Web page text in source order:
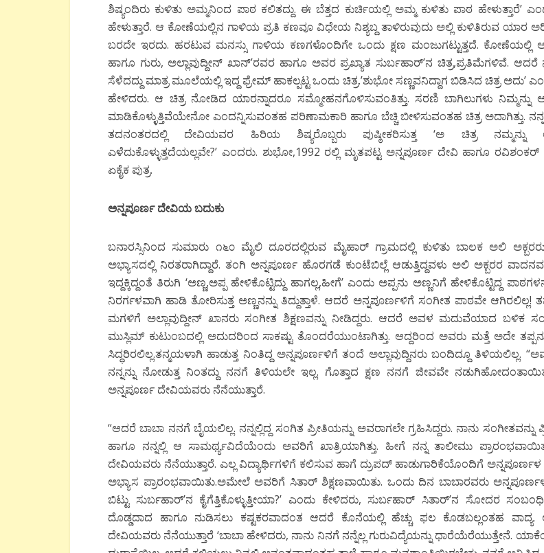
ಶಿಷ್ಯಂದಿರು ಕುಳಿತು ಅಮ್ಮನಿಂದ ಪಾಠ ಕಲಿತದ್ದು. ಈ ಬೆತ್ತದ ಕುರ್ಚಿಯಲ್ಲಿ ಅಮ್ಮ ಕುಳಿತು ಪಾಠ ಹೇಳುತ್ತಾರೆ’
ಹೇಳುತ್ತಾರೆ. ಆ ಕೋಣೆಯಲ್ಲಿನ ಗಾಳಿಯ ಪ್ರತಿ ಕಣವೂ ವಿಧೇಯ ನಿಶ್ಯಬ್ದ ತಾಳಿರುವುದು ಅಲ್ಲಿ ಕುಳಿತಿರುವ ಯಾರ
ಬರದೇ ಇರದು. ಹರಟುವ ಮನಸ್ಸು ಗಾಳಿಯ ಕಣಗಳೊಂದಿಗೇ ಒಂದು ಕ್ಷಣ ಮಂಜುಗಟ್ಟುತ್ತದೆ. ಕೋಣೆಯಲ್ಲಿ
ಹಾಗೂ ಗುರು, ಅಲ್ಲಾವುದ್ದೀನ್ ಖಾನ್’ರವರ ಹಾಗೂ ಅವರ ಪ್ರಖ್ಯಾತ ಸುರ್ಬಹಾರ್’ನ ಚಿತ್ರ,ಪ್ರತಿಮೆಗಳಿವೆ.
ಸೆಳೆದದ್ದು ಮಾತ್ರ ಮೂಲೆಯಲ್ಲಿ ಇದ್ದ ಫ್ರೇಮ್ ಹಾಕಲ್ಪಟ್ಟ ಒಂದು ಚಿತ್ರ.’ಶುಭೋ ಸಣ್ಣವನಿದ್ದಾಗ ಬಿಡಿಸಿದ ಚಿತ್ರ ಅದು’
ಹೇಳಿದರು. ಆ ಚಿತ್ರ ನೋಡಿದ ಯಾರನ್ನಾದರೂ ಸಮ್ಮೋಹನಗೊಳಿಸುವಂತಿತ್ತು. ಸರಣಿ ಬಾಗಿಲುಗಳು ನಿಮ್ಮನ್ನು
ಮಾಡಿಕೊಳ್ಳುತ್ತಿವೆಯೇನೋ ಎಂದನ್ನಿಸುವಂತಹ ಪರಿಣಾಮಕಾರಿ ಹಾಗೂ ಬೆಚ್ಚಿ ಬೀಳಿಸುವಂತಹ ಚಿತ್ರ ಅದಾಗಿತ್ತು.
ತದನಂತರದಲ್ಲಿ ದೇವಿಯವರ ಹಿರಿಯ ಶಿಷ್ಯರೊಬ್ಬರು ಪುಷ್ಠೀಕರಿಸುತ್ತ ‘ಅ ಚಿತ್ರ ನಮ್ಮನ್ನು
ಎಳೆದುಕೊಳ್ಳುತ್ತದೆಯಲ್ಲವೇ?’ ಎಂದರು. ಶುಭೋ,1992 ರಲ್ಲಿ ಮೃತಪಟ್ಟ ಅನ್ನಪೂರ್ಣ ದೇವಿ ಹಾಗೂ
ಏಕೈಕ ಪುತ್ರ.
ಅನ್ನಪೂರ್ಣ ದೇವಿಯ ಬದುಕು
ಬನಾರಸ್ಸಿನಿಂದ ಸುಮಾರು ೧೬೦ ಮೈಲಿ ದೂರದಲ್ಲಿರುವ ಮೈಹಾರ್ ಗ್ರಾಮದಲ್ಲಿ ಕುಳಿತು ಬಾಲಕ ಅಲಿ
ಅಭ್ಯಾಸದಲ್ಲಿ ನಿರತರಾಗಿದ್ದಾರೆ. ತಂಗಿ ಅನ್ನಪೂರ್ಣ ಹೊರಗಡೆ ಕುಂಟೆಬಿಲ್ಲೆ ಆಡುತ್ತಿದ್ದವಳು ಅಲಿ ಅಕ್ಬರರ
ಇದ್ದಕ್ಕಿದ್ದಂತೆ ತಿರುಗಿ ‘ಅಣ್ಣ,ಅಪ್ಪ ಹೇಳಿಕೊಟ್ಟಿದ್ದು ಹಾಗಲ್ಲ,ಹೀಗೆ’ ಎಂದು ಅಪ್ಪನು ಅಣ್ಣನಿಗೆ ಹೇಳಿಕೊಟ್ಟಿದ್ದ
ನಿರರ್ಗಳವಾಗಿ ಹಾಡಿ ತೋರಿಸುತ್ತ ಅಣ್ಣನನ್ನು ತಿದ್ದುತ್ತಾಳೆ. ಆದರೆ ಅನ್ನಪೂರ್ಣಳಿಗೆ ಸಂಗೀತ ಪಾಠವೇ
ಮಗಳಿಗೆ ಅಲ್ಲಾವುದ್ದೀನ್ ಖಾನರು ಸಂಗೀತ ಶಿಕ್ಷಣವನ್ನು ನೀಡಿದ್ದರು. ಆದರೆ ಅವಳ ಮದುವೆಯಾದ ಬಳಿಕ
ಮುಸ್ಲಿಮ್ ಕುಟುಂಬದಲ್ಲಿ ಅದುದರಿಂದ ಸಾಕಷ್ಟು ತೊಂದರೆಯುಂಟಾಗಿತ್ತು. ಆದ್ದರಿಂದ ಅವರು ಮತ್ತೆ ಅದೇ
ಸಿದ್ಧರಿರಲಿಲ್ಲ.ತನ್ಮಯಳಾಗಿ ಹಾಡುತ್ತ ನಿಂತಿದ್ದ ಅನ್ನಪೂರ್ಣಳಿಗೆ ತಂದೆ ಅಲ್ಲಾವುದ್ದಿನರು ಬಂದಿದ್ದೂ ತಿಳಿಯಲಿಲ್ಲ.
ನನ್ನನ್ನು ನೋಡುತ್ತ ನಿಂತದ್ದು ನನಗೆ ತಿಳಿಯಲೇ ಇಲ್ಲ. ಗೊತ್ತಾದ ಕ್ಷಣ ನನಗೆ ಜೀವವೇ
ಅನ್ನಪೂರ್ಣ ದೇವಿಯವರು ನೆನೆಯುತ್ತಾರೆ.
“ಆದರೆ ಬಾಬಾ ನನಗೆ ಬೈಯಲಿಲ್ಲ. ನನ್ನಲ್ಲಿದ್ದ ಸಂಗಿತ ಪ್ರೀತಿಯನ್ನು ಅವರಾಗಲೇ ಗ್ರಹಿಸಿದ್ದರು. ನಾನು ಸಂಗೀತವನ್ನು
ಹಾಗೂ ನನ್ನಲ್ಲಿ ಆ ಸಾಮರ್ಥ್ಯವಿದೆಯೆಂದು ಅವರಿಗೆ ಖಾತ್ರಿಯಾಗಿತ್ತು. ಹೀಗೆ ನನ್ನ ತಾಲೀಮು
ದೇವಿಯವರು ನೆನೆಯುತ್ತಾರೆ. ಎಲ್ಲ ವಿದ್ಯಾರ್ಥಿಗಳಿಗೆ ಕಲಿಸುವ ಹಾಗೆ ದ್ರುಪದ್ ಹಾಡುಗಾರಿಕೆಯೊಂದಿಗೆ ಅನ್ನಪೂರ್ಣಳ
ಅಭ್ಯಾಸ ಪ್ರಾರಂಭವಾಯಿತು.ಅಮೇಲೆ ಅವರಿಗೆ ಸಿತಾರ್ ಶಿಕ್ಷಣವಾಯಿತು. ಒಂದು ದಿನ ಬಾಬಾರವರು
ಬಿಟ್ಟು ಸುರ್ಬಹಾರ್’ನ ಕೈಗೆತ್ತಿಕೊಳ್ಳುತ್ತೀಯಾ?’ ಎಂದು ಕೇಳಿದರು, ಸುರ್ಬಹಾರ್ ಸಿತಾರ್’ನ ಸೋದರ ಸಂಬಂಧಿ.
ದೊಡ್ಡದಾದ ಹಾಗೂ ನುಡಿಸಲು ಕಷ್ಟಕರವಾದಂತ ಆದರೆ ಕೊನೆಯಲ್ಲಿ ಹೆಚ್ಚು ಫಲ ಕೊಡಬಲ್ಲಂತಹ ವಾದ್ಯ.
ದೇವಿಯವರು ನೆನೆಯುತ್ತಾರೆ ‘ಬಾಬಾ ಹೇಳಿದರು, ನಾನು ನಿನಗೆ ನನ್ನೆಲ್ಲ ಗುರುವಿದ್ಯೆಯನ್ನು ಧಾರೆಯೆರೆಯುತ್ತೇನೆ.